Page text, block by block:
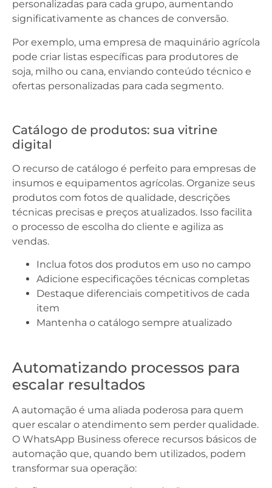
personalizadas para cada grupo, aumentando
significativamente as chances de conversão.
Por exemplo, uma empresa de maquinário agrícola
pode criar listas específicas para produtores de
soja, milho ou cana, enviando conteúdo técnico e
ofertas personalizadas para cada segmento.
Catálogo de produtos: sua vitrine
digital
O recurso de catálogo é perfeito para empresas de
insumos e equipamentos agrícolas. Organize seus
produtos com fotos de qualidade, descrições
técnicas precisas e preços atualizados. Isso facilita
o processo de escolha do cliente e agiliza as
vendas.
Inclua fotos dos produtos em uso no campo
Adicione especificações técnicas completas
Destaque diferenciais competitivos de cada
item
Mantenha o catálogo sempre atualizado
Automatizando processos para
escalar resultados
A automação é uma aliada poderosa para quem
quer escalar o atendimento sem perder qualidade.
O WhatsApp Business oferece recursos básicos de
automação que, quando bem utilizados, podem
transformar sua operação: